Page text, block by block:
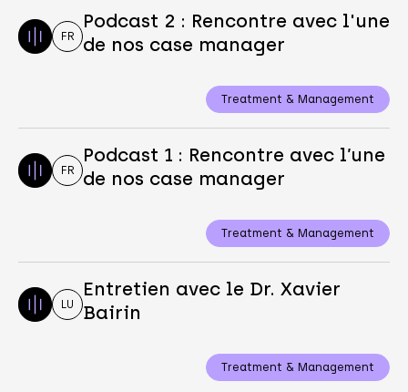
FR
Podcast 2 : Rencontre avec l'une
de nos case manager
Treatment & Management
FR
Podcast 1 : Rencontre avec l’une
de nos case manager
Treatment & Management
LU
Entretien avec le Dr. Xavier
Bairin
Treatment & Management